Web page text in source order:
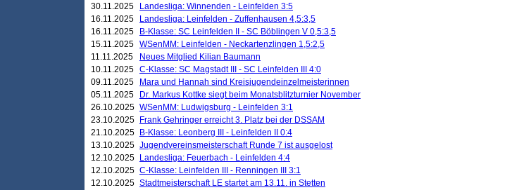
30.11.2025
Landesliga: Winnenden - Leinfelden 3:5
16.11.2025
Landesliga: Leinfelden - Zuffenhausen 4,5:3,5
16.11.2025
B-Klasse: SC Leinfelden II - SC Böblingen V 0,5:3,5
15.11.2025 WSenMM: Leinfelden - Neckartenzlingen 1,5:2,5
11.11.2025
Neues Mitglied Kilian Baumann
10.11.2025 C-Klasse: SC Magstadt III - SC Leinfelden III 4:0
09.11.2025
Mara und Hannah sind Kreisjugendeinzelmeisterinnen
05.11.2025
Dr. Markus Kottke siegt beim Monatsblitzturnier November
26.10.2025 WSenMM: Ludwigsburg - Leinfelden 3:1
23.10.2025
Frank Gehringer erreicht 3. Platz bei der DSSAM
21.10.2025
B-Klasse: Leonberg III - Leinfelden II 0:4
13.10.2025 Jugendvereinsmeisterschaft Runde 7 ist ausgelost
12.10.2025
Landesliga: Feuerbach - Leinfelden 4:4
12.10.2025 C-Klasse: Leinfelden III - Renningen III 3:1
12.10.2025 Stadtmeisterschaft LE startet am 13.11. in Stetten